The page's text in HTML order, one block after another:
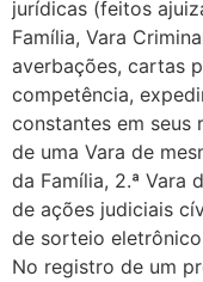
jurídicas (feitos
Família, Vara
averbações, cartas
competência,
constantes em seus
de uma Vara de
da Família, 2.ª Vara
de ações judiciais
de sorteio
No registro de um